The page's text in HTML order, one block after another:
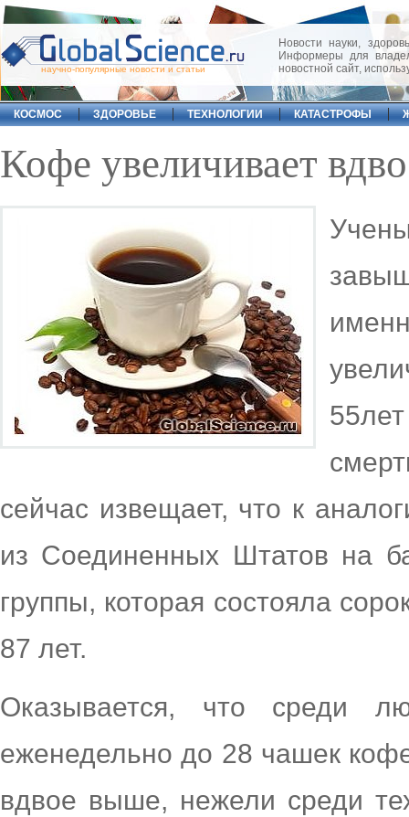
научно-популярные новости и статьи
Новости науки,
Информеры для
новостной сайт,
КОСМОС ЗДОРОВЬЕ ТЕХНОЛОГИИ КАТАСТРОФЫ
Кофе увеличивает
сейчас извещает, что к
из Соединенных Штатов на
группы, которая состояла
87 лет.
Оказывается, что среди
еженедельно до 28 чашек
вдвое выше, нежели среди